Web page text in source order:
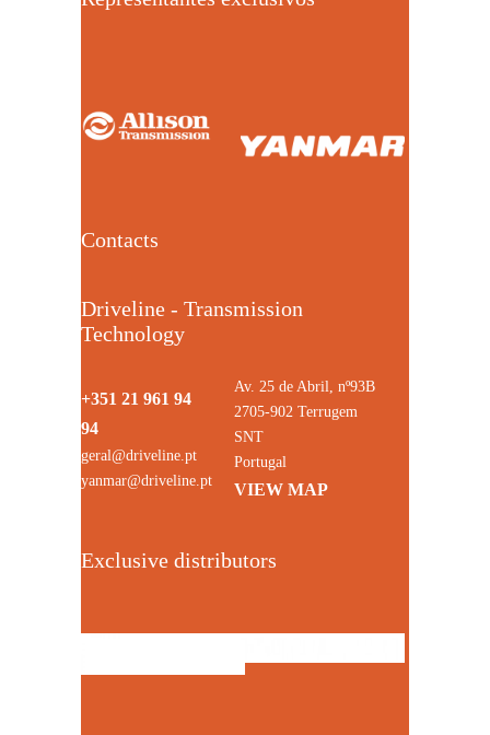
Contacts
Driveline - Transmission
Technology
+351 21 961 94
94
geral@driveline.pt
yanmar@driveline.pt
Av. 25 de Abril, nº93B
2705-902 Terrugem
SNT
Portugal
VIEW MAP
Exclusive distributors